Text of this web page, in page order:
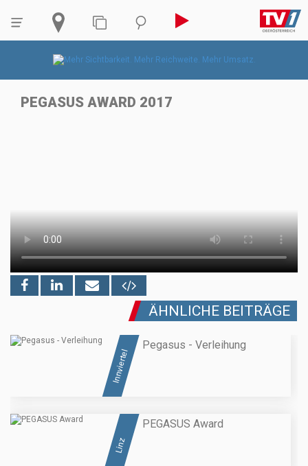
PEGASUS AWARD 2017
ÄHNLICHE BEITRÄGE
Innviertel
Pegasus - Verleihung
Linz
PEGASUS Award